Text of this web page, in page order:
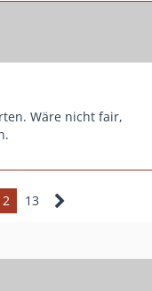
Wäre nicht fair,
13